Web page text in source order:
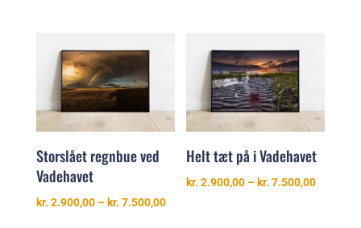
Storslået regnbue ved
Vadehavet
kr. 2.900,00 – kr. 7.500,00Prisinterval:
Helt tæt på i Vadehavet
kr. 2.900,00 – kr. 7.500,00